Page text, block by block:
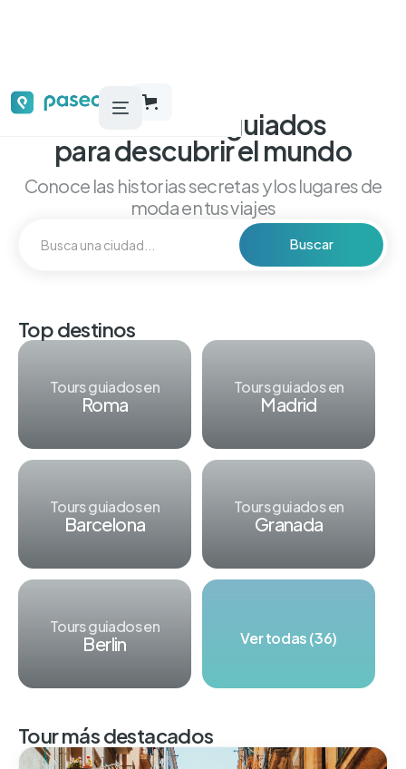
Audio tours guiados
para descubrir el mundo
Conoce las historias secretas y los lugares de
moda en tus viajes
Top destinos
Tours guiados en
Roma
Tours guiados en
Madrid
Tours guiados en
Barcelona
Tours guiados en
Granada
Tours guiados en
Berlin Ver todas (36)
Tour más destacados